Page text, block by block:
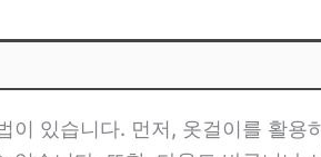
이 있습니다. 먼저, 옷걸이를 활